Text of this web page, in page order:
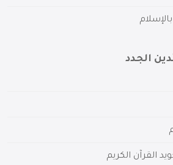
الجدد
القرآن الكريم